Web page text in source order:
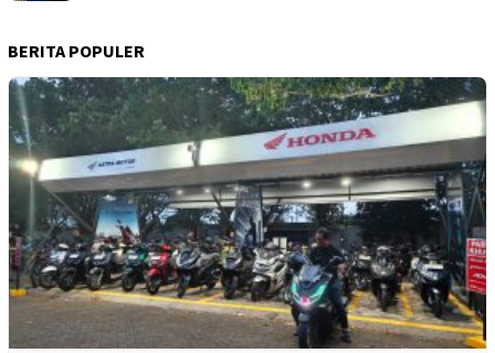
BERITA POPULER